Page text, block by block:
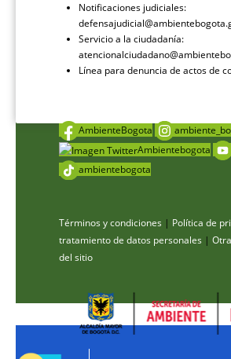
Notificaciones judiciales:
Servicio a la ciudadanía:
Línea para denuncia de actos de
AmbienteBogota
Ambientebogota
ambientebogota
Términos y condiciones | Política de
tratamiento de datos personales |
del sitio